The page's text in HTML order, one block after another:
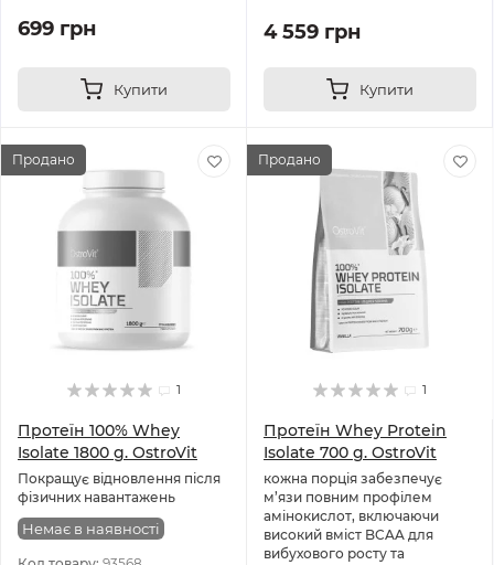
699 грн
Купити
4 559 грн
Купити
Продано
1
Протеїн 100% Whey
Isolate 1800 g. OstroVit
Покращує відновлення після
фізичних навантажень
Немає в наявності
Продано
1
Протеїн Whey Protein
Isolate 700 g. OstroVit
кожна порція забезпечує
м’язи повним профілем
амінокислот, включаючи
високий вміст BCAA для
вибухового росту та